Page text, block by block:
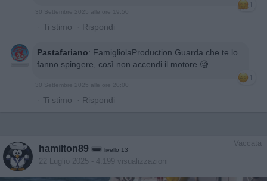
1
30 Settembre 2025 alle ore 19:50
· Ti stimo · Rispondi
Pastafariano: FamigliolaProduction Guarda che te lo
fanno spingere, così non accendi il motore 🧐
1
· Ti stimo · Rispondi
Vaccata
hamilton89 livello 13
22 Luglio 2025 - 4.199 visualizzazioni